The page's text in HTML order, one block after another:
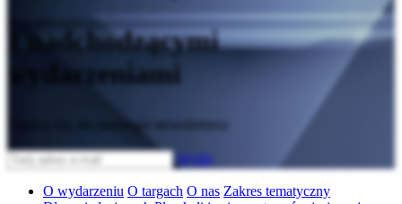
z nadchodzącymi
wydarzeniami
Zapisz się do naszego newslettera
Wyślij
O wydarzeniu O targach O nas Zakres tematyczny